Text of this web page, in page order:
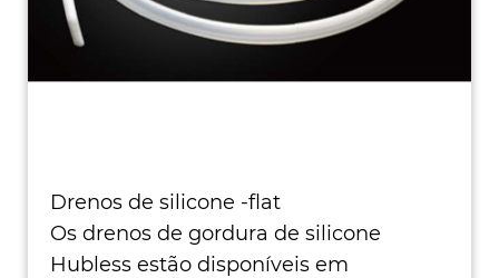
Drenos de silicone -flat
Os drenos de gordura de silicone
Hubless estão disponíveis em